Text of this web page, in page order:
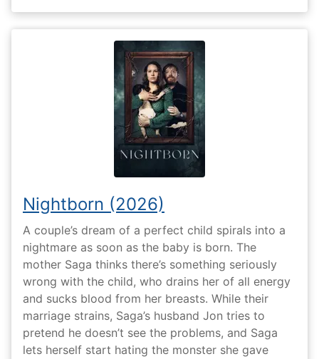
Nightborn (2026)
A couple’s dream of a perfect child spirals into a
nightmare as soon as the baby is born. The
mother Saga thinks there’s something seriously
wrong with the child, who drains her of all energy
and sucks blood from her breasts. While their
marriage strains, Saga’s husband Jon tries to
pretend he doesn’t see the problems, and Saga
lets herself start hating the monster she gave